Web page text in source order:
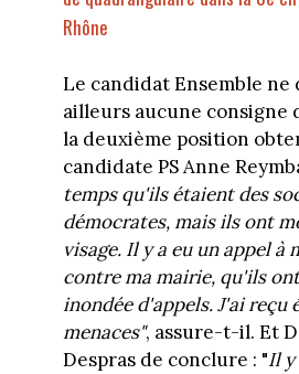
Rhône
Le candidat Ensemble ne
ailleurs aucune consigne
la deuxième position
candidate PS Anne
temps qu'ils étaient des
démocrates, mais ils ont
visage. Il y a eu un appel à
contre ma mairie, qu'ils
inondée d'appels. J'ai reçu
menaces", assure-t-il. Et
Despras de conclure : "Il y